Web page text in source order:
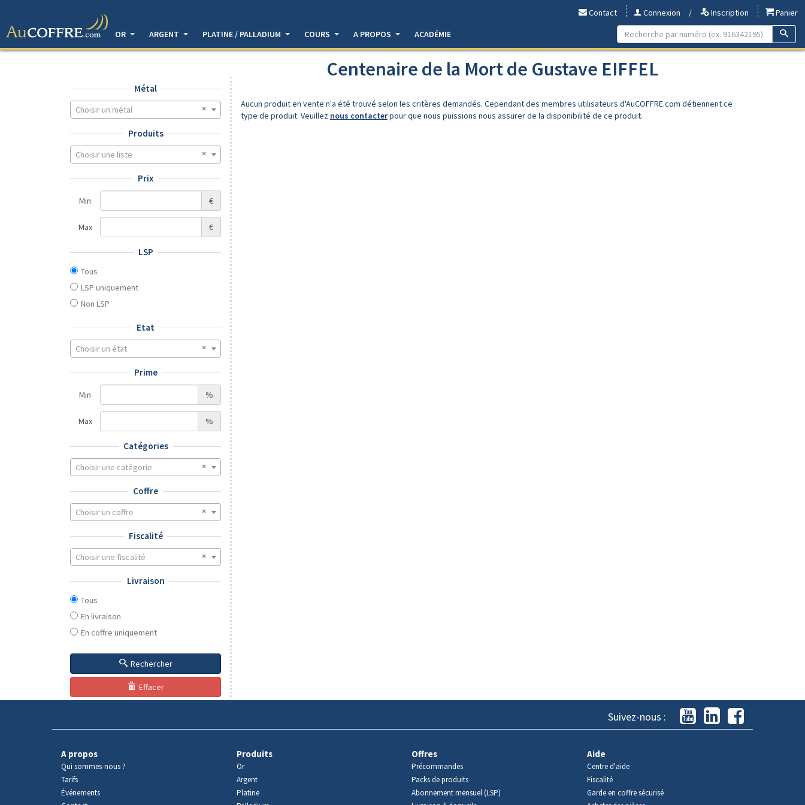
Contact Connexion / Inscription
Panier
OR
ARGENT PLATINE / PALLADIUM COURS A PROPOS ACADÉMIE
Métal
Choisir un métal
Produits
Choisir une liste
Prix
Min €
Max €
LSP
Tous
LSP uniquement
Non LSP
Etat
Choisir un état
Prime
Min %
Max %
Catégories
Choisir une catégorie
Coffre
Choisir un coffre
Fiscalité
Choisir une fiscalité
Livraison
Tous
En livraison
En coffre uniquement
Rechercher
Effacer
Centenaire de la Mort de Gustave EIFFEL
Aucun produit en vente n'a été trouvé selon les critères demandés. Cependant des membres utilisateurs d'AuCOFFRE.com détiennent ce
type de produit. Veuillez nous contacterpour que nous puissions nous assurer de la disponibilité de ce produit.
Suivez-nous :
A propos
Qui sommes-nous ?
Tarifs
Événements
Produits
Or
Argent
Platine
Offres
Précommandes
Packs de produits
Abonnement mensuel (LSP)
Aide
Centre d'aide
Fiscalité
Garde en coffre sécurisé